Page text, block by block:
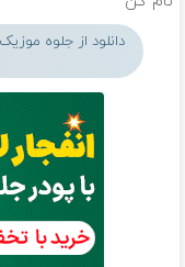
دانلود از جلوه